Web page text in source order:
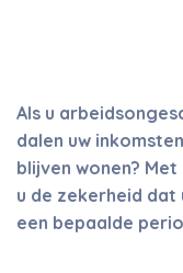
Als u
dalen uw
blijven wonen?
u de zekerheid
een bepaalde